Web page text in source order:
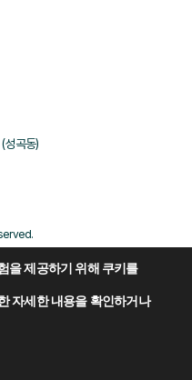
성곡동)
을 제공하기 위해 쿠키를
자세한 내용을 확인하거나